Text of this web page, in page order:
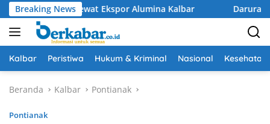
Langsung
ke
konten
Breaking News
Lewat Ekspor Alumina Kalbar Darurat
Kalbar Peristiwa Hukum & Kriminal Nasional Kesehatan
Beranda Kalbar Pontianak
Pontianak